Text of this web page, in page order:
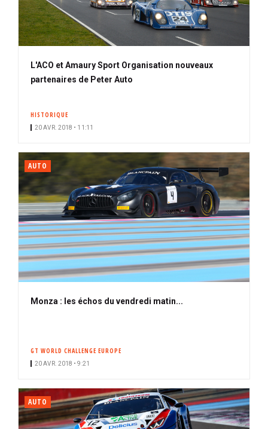
L'ACO et Amaury Sport Organisation nouveaux
partenaires de Peter Auto
HISTORIQUE
20 AVR. 2018 • 11:11
AUTO
Monza : les échos du vendredi matin...
GT WORLD CHALLENGE EUROPE
20 AVR. 2018 • 9:21
AUTO